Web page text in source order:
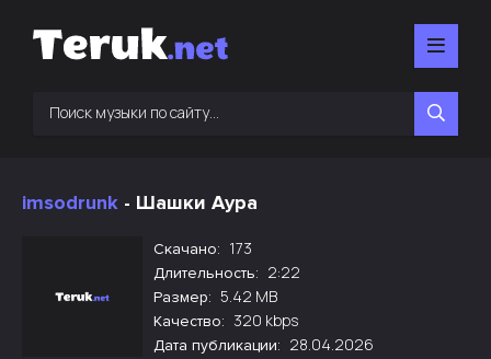
imsodrunk - Шашки Аура
Скачано: 173
Длительность: 2:22
Размер: 5.42 MB
Качество: 320 kbps
Дата публикации: 28.04.2026